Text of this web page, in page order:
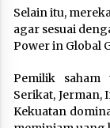
Selain itu,
agar sesuai
Power in Global
Pemilik
Serikat, Jerman,
Kekuatan